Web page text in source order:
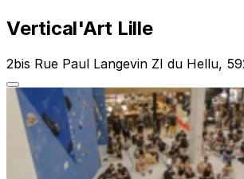
Vertical'Art Lille
2bis Rue Paul Langevin ZI du Hellu,